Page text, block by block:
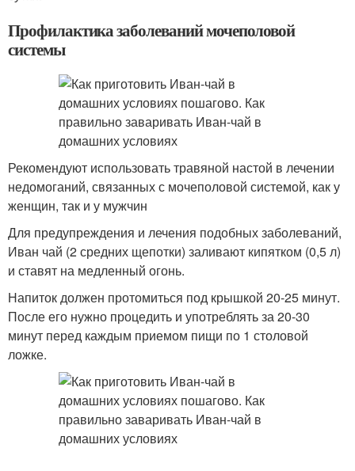
Профилактика заболеваний мочеполовой
системы
Рекомендуют использовать травяной настой в лечении
недомоганий, связанных с мочеполовой системой, как у
женщин, так и у мужчин
Для предупреждения и лечения подобных заболеваний,
Иван чай (2 средних щепотки) заливают кипятком (0,5 л)
и ставят на медленный огонь.
Напиток должен протомиться под крышкой 20-25 минут.
После его нужно процедить и употреблять за 20-30
минут перед каждым приемом пищи по 1 столовой
ложке.